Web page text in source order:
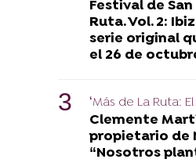
Festival de
Ruta. Vol. 2:
serie original
el 26 de
‘Más de La Ruta:
Clemente
propietario de
“Nosotros